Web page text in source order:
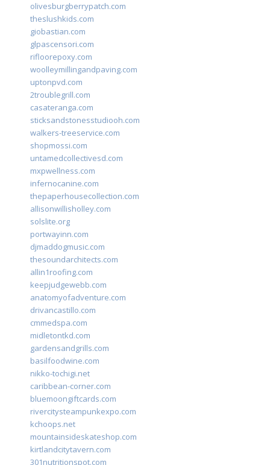
olivesburgberrypatch.com
theslushkids.com
giobastian.com
glpascensori.com
rifloorepoxy.com
woolleymillingandpaving.com
uptonpvd.com
2troublegrill.com
casateranga.com
sticksandstonesstudiooh.com
walkers-treeservice.com
shopmossi.com
untamedcollectivesd.com
mxpwellness.com
infernocanine.com
thepaperhousecollection.com
allisonwillisholley.com
solslite.org
portwayinn.com
djmaddogmusic.com
thesoundarchitects.com
allin1roofing.com
keepjudgewebb.com
anatomyofadventure.com
drivancastillo.com
cmmedspa.com
midletontkd.com
gardensandgrills.com
basilfoodwine.com
nikko-tochigi.net
caribbean-corner.com
bluemoongiftcards.com
rivercitysteampunkexpo.com
kchoops.net
mountainsideskateshop.com
kirtlandcitytavern.com
301nutritionspot.com